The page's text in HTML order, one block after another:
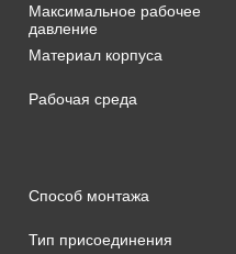
Максимальное рабочее
давление
Материал корпуса
Рабочая среда
Способ монтажа
Тип присоединения